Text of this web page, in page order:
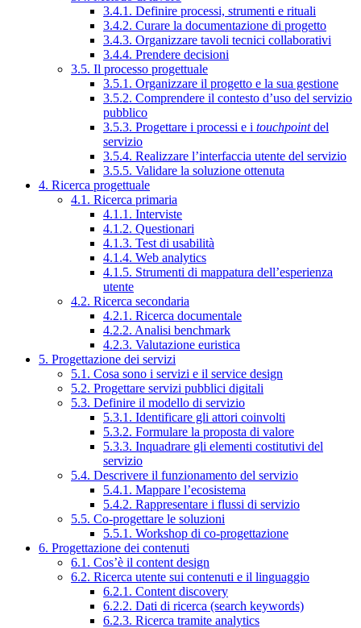
3.4.1. Definire processi, strumenti e rituali
3.4.2. Curare la documentazione di progetto
3.4.3. Organizzare tavoli tecnici collaborativi
3.4.4. Prendere decisioni
3.5. Il processo progettuale
3.5.1. Organizzare il progetto e la sua gestione
3.5.2. Comprendere il contesto d’uso del servizio
pubblico
3.5.3. Progettare i processi e i touchpointdel
servizio
3.5.4. Realizzare l’interfaccia utente del servizio
3.5.5. Validare la soluzione ottenuta
4. Ricerca progettuale
4.1. Ricerca primaria
4.1.1. Interviste
4.1.2. Questionari
4.1.3. Test di usabilità
4.1.4. Web analytics
4.1.5. Strumenti di mappatura dell’esperienza
utente
4.2. Ricerca secondaria
4.2.1. Ricerca documentale
4.2.2. Analisi benchmark
4.2.3. Valutazione euristica
5. Progettazione dei servizi
5.1. Cosa sono i servizi e il service design
5.2. Progettare servizi pubblici digitali
5.3. Definire il modello di servizio
5.3.1. Identificare gli attori coinvolti
5.3.2. Formulare la proposta di valore
5.3.3. Inquadrare gli elementi costitutivi del
servizio
5.4. Descrivere il funzionamento del servizio
5.4.1. Mappare l’ecosistema
5.4.2. Rappresentare i flussi di servizio
5.5. Co-progettare le soluzioni
5.5.1. Workshop di co-progettazione
6. Progettazione dei contenuti
6.1. Cos’è il content design
6.2. Ricerca utente sui contenuti e il linguaggio
6.2.1. Content discovery
6.2.2. Dati di ricerca (search keywords)
6.2.3. Ricerca tramite analytics